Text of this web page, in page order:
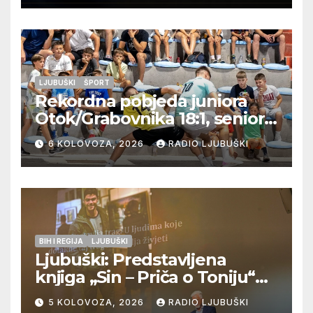
LJUBUŠKI ŠPORT
Rekordna pobjeda juniora
Otok/Grabovnika 18:1, seniori
Pregrađa u četvrtfinalu,
Veljaci i Cerno/Crnopod u
doigravanju, Grljevići završili
natjecanje
6 KOLOVOZA, 2026 RADIO LJUBUŠKI
BIH I REGIJA LJUBUŠKI
Ljubuški: Predstavljena
knjiga „Sin – Priča o Toniju“
dr. sc. Zdenka Hercega
5 KOLOVOZA, 2026 RADIO LJUBUŠKI